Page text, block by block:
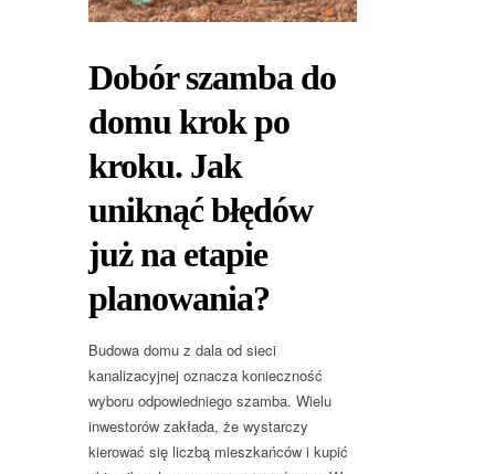
Dobór szamba do
domu krok po
kroku. Jak
uniknąć błędów
już na etapie
planowania?
Budowa domu z dala od sieci
kanalizacyjnej oznacza konieczność
wyboru odpowiedniego szamba. Wielu
inwestorów zakłada, że wystarczy
kierować się liczbą mieszkańców i kupić